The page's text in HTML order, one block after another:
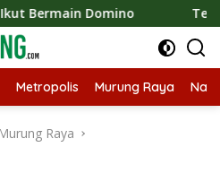
Domino Tekan
Metropolis Murung Raya
Raya